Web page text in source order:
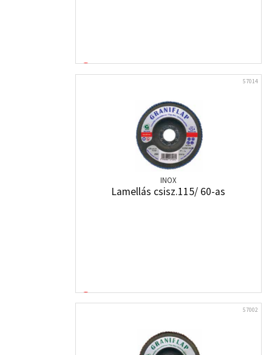
57014
INOX
Lamellás csisz.115/ 60-as
57002